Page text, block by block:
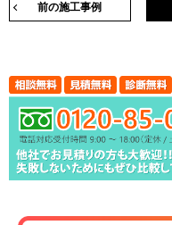
前の施工事例